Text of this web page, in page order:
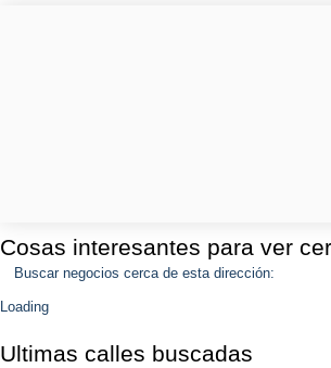
Cosas interesantes para ver
Buscar negocios cerca de esta dirección:
Loading
Ultimas calles buscadas